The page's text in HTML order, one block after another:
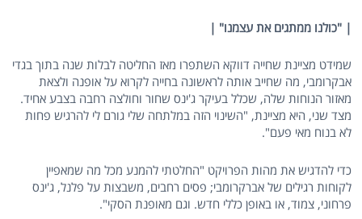
| "כולנו ממתגים את עצמנו" |
שמידט מציינת שחייה דווקא השתפרו מאז החליטה לבלות שנה בתוך בגדי
אבקרומבי, מה שחייב אותה לראשונה בחייה לקרוא על אופנה ולצאת
מאזור הנוחות שלה, שכלל בעיקר ג'ינס שחור וחולצה רחבה בצבע אחיד.
מצד שני, היא מציינת, "השינוי הזה במלתחה שלי גורם לי להרגיש פחות
לא בנוח מאי פעם".
כדי להדגיש את מהות הפרויקט "החלטתי להמנע מכל מה שמאפיין
לקוחות רגילים של אברקרומבי; פסים רחבים, משבצות על פלנל, ג'ינס
פרחוני, צמוד, או באופן כללי חדש. וגם מאופנת הסקי".